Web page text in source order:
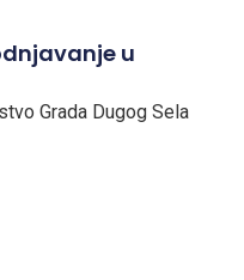
u
Grada Dugog Sela